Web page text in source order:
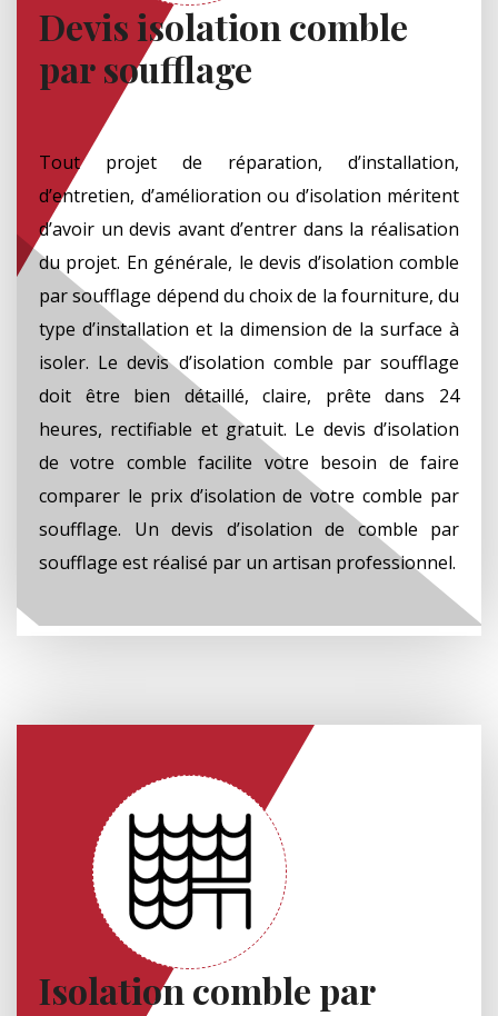
Devis isolation comble
par soufflage
Tout projet de réparation, d’installation,
d’entretien, d’amélioration ou d’isolation méritent
d’avoir un devis avant d’entrer dans la réalisation
du projet. En générale, le devis d’isolation comble
par soufflage dépend du choix de la fourniture, du
type d’installation et la dimension de la surface à
isoler. Le devis d’isolation comble par soufflage
doit être bien détaillé, claire, prête dans 24
heures, rectifiable et gratuit. Le devis d’isolation
de votre comble facilite votre besoin de faire
comparer le prix d’isolation de votre comble par
soufflage. Un devis d’isolation de comble par
soufflage est réalisé par un artisan professionnel.
Isolation comble par